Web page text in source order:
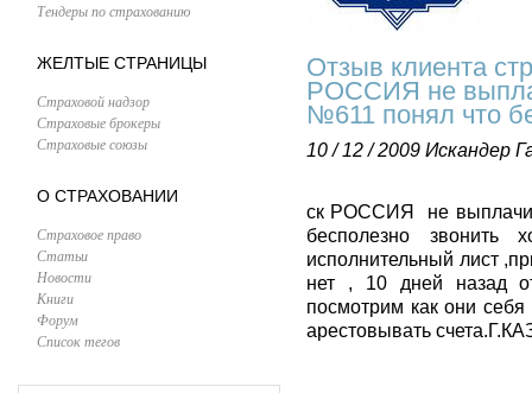
Тендеры по страхованию
ЖЕЛТЫЕ СТРАНИЦЫ
Страховой надзор
Страховые брокеры
Страховые союзы
О СТРАХОВАНИИ
Страховое право
Статьи
Новости
Книги
Форум
Список тегов
Отзыв клиента
РОССИЯ не
№611 понял что
10 / 12 / 2009 Искандер
ск РОССИЯ не
бесполезно
исполнительный лист
нет , 10 дней назад
посмотрим как они
арестовывать